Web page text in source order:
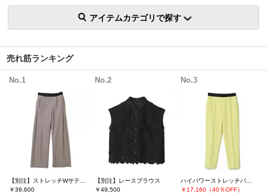
アイテムカテゴリで探す
売れ筋ランキング
No.1
￥39,600
No.2
【別注】レースブラウス
￥49,500
No.3
ハイパワーストレッチパンツ
￥17,160（40％OFF）